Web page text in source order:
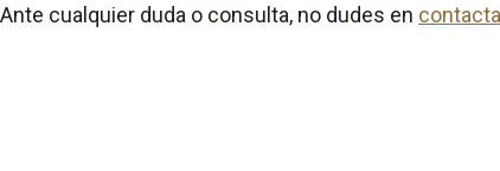
Ante cualquier duda o consulta, no dudes en